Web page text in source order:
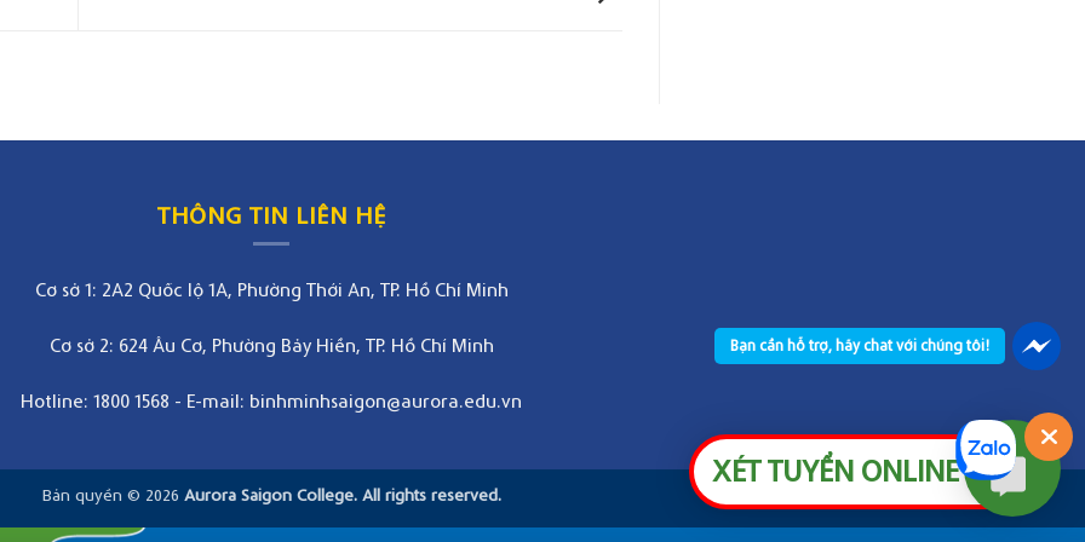
XÉT TUYỂN ONLINE
THÔNG TIN LIÊN HỆ
Cơ sở 1: 2A2 Quốc lộ 1A, Phường Thới An, TP. Hồ Chí Minh
Cơ sở 2: 624 Âu Cơ, Phường Bảy Hiền, TP. Hồ Chí Minh
Hotline: 1800 1568 - E-mail: binhminhsaigon@aurora.edu.vn
Bản quyền © 2026 Aurora Saigon College. All rights reserved.
Bạn cần hỗ trợ, hãy chat với chúng tôi!